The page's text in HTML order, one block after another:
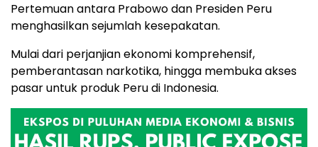
Pertemuan antara Prabowo dan Presiden Peru
menghasilkan sejumlah kesepakatan.
Mulai dari perjanjian ekonomi komprehensif,
pemberantasan narkotika, hingga membuka akses
pasar untuk produk Peru di Indonesia.